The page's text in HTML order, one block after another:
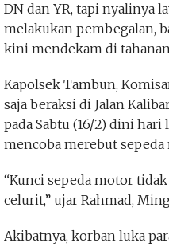
DN dan YR, tapi nyalinya
melakukan pembegalan,
kini mendekam di
Kapolsek Tambun,
saja beraksi di Jalan
pada Sabtu (16/2) dini
mencoba merebut
“Kunci sepeda motor
celurit,” ujar Rahmad,
Akibatnya, korban luka